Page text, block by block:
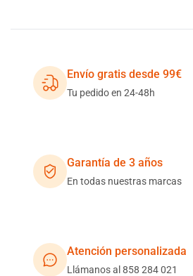
Envío gratis desde 99€
Tu pedido en 24-48h
Garantía de 3 años
En todas nuestras marcas
Atención personalizada
Llámanos al 858 284 021